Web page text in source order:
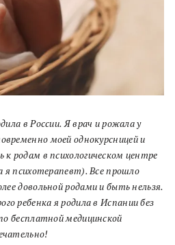
в России. Я врач и рожала у
моей однокурсницей и
к родам в психологическом центре
я психотерапевт). Все прошло
довольной родами и быть нельзя.
ребенка я родила в Испании без
бесплатной медицинской